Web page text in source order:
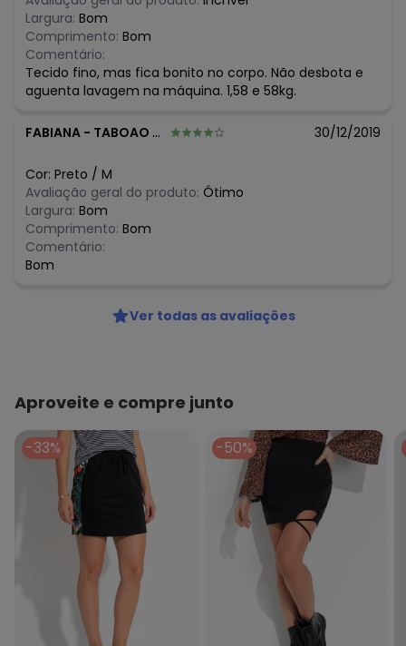
Largura: Bom
Comprimento: Bom
Comentário:
Tecido fino, mas fica bonito no corpo. Não desbota e
aguenta lavagem na máquina. 1,58 e 58kg.
FABIANA - TABOAO DA SERRA - SP 30/12/2019
Cor: Preto / M
Avaliação geral do produto: Ótimo
Largura: Bom
Comprimento: Bom
Comentário:
Bom
Ver todas as avaliações
Aproveite e compre junto
-33% -50%